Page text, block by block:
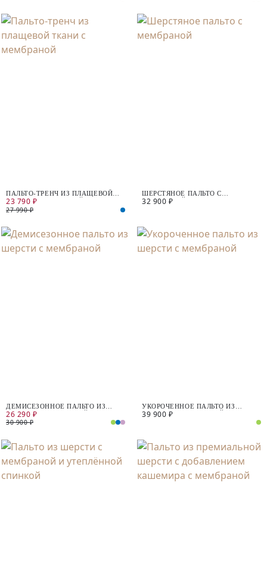
ПАЛЬТО-ТРЕНЧ ИЗ ПЛАЩЕВОЙ
ТКАНИ С МЕМБРАНОЙ
23 790 ₽
27 990 ₽
ШЕРСТЯНОЕ ПАЛЬТО С
МЕМБРАНОЙ
32 900 ₽
ДЕМИСЕЗОННОЕ ПАЛЬТО ИЗ
ШЕРСТИ С МЕМБРАНОЙ
26 290 ₽
30 900 ₽
УКОРОЧЕННОЕ ПАЛЬТО ИЗ
ШЕРСТИ С МЕМБРАНОЙ
39 900 ₽